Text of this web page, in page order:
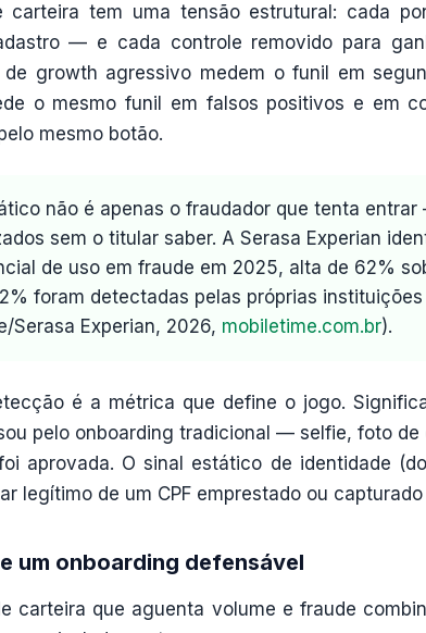
carteira tem uma tensão estrutural: cada
— e cada controle removido para
de growth agressivo medem o funil em
o mesmo funil em falsos positivos e em
mesmo botão.
não é apenas o fraudador que tenta
sem o titular saber. A Serasa Experian
de uso em fraude em 2025, alta de 62%
foram detectadas pelas próprias
Serasa Experian, 2026, mobiletime.com.br).
é a métrica que define o jogo.
pelo onboarding tradicional — selfie, foto
aprovada. O sinal estático de identidade
legítimo de um CPF emprestado ou
um onboarding defensável
carteira que aguenta volume e fraude